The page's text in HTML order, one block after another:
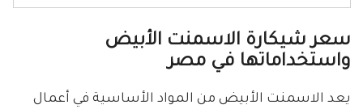
سعر شيكارة الاسمنت الأبيض
واستخداماتها في مصر
يعد الاسمنت الأبيض من المواد الأساسية في أعمال